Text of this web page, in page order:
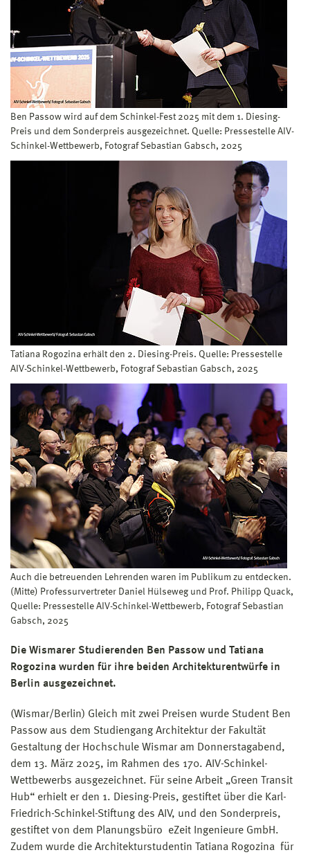
Ben Passow wird auf dem Schinkel-Fest 2025 mit dem 1. Diesing-
Preis und dem Sonderpreis ausgezeichnet. Quelle: Pressestelle AIV-
Schinkel-Wettbewerb, Fotograf Sebastian Gabsch, 2025
Tatiana Rogozina erhält den 2. Diesing-Preis. Quelle: Pressestelle
AIV-Schinkel-Wettbewerb, Fotograf Sebastian Gabsch, 2025
Auch die betreuenden Lehrenden waren im Publikum zu entdecken.
(Mitte) Professurvertreter Daniel Hülseweg und Prof. Philipp Quack,
Quelle: Pressestelle AIV-Schinkel-Wettbewerb, Fotograf Sebastian
Gabsch, 2025
Die Wismarer Studierenden Ben Passow und Tatiana
Rogozina wurden für ihre beiden Architekturentwürfe in
Berlin ausgezeichnet.
(Wismar/Berlin) Gleich mit zwei Preisen wurde Student Ben
Passow aus dem Studiengang Architektur der Fakultät
Gestaltung der Hochschule Wismar am Donnerstagabend,
dem 13. März 2025, im Rahmen des 170. AIV-Schinkel-
Wettbewerbs ausgezeichnet. Für seine Arbeit „Green Transit
Hub“ erhielt er den 1. Diesing-Preis, gestiftet über die Karl-
Friedrich-Schinkel-Stiftung des AIV, und den Sonderpreis,
gestiftet von dem Planungsbüro eZeit Ingenieure GmbH.
Zudem wurde die Architekturstudentin Tatiana Rogozina für